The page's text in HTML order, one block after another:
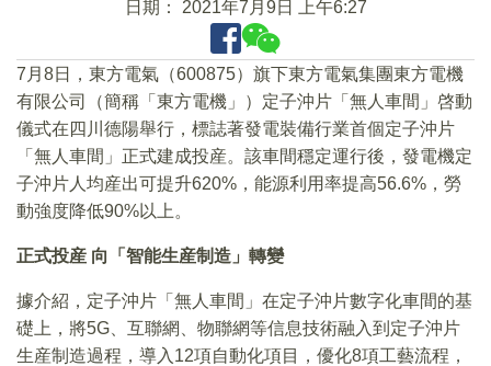
日期： 2021年7月9日 上午6:27
7月8日，東方電氣（600875）旗下東方電氣集團東方電機
有限公司（簡稱「東方電機」）定子沖片「無人車間」啓動
儀式在四川德陽舉行，標誌著發電裝備行業首個定子沖片
「無人車間」正式建成投産。該車間穩定運行後，發電機定
子沖片人均産出可提升620%，能源利用率提高56.6%，勞
動強度降低90%以上。
正式投産 向「智能生産制造」轉變
據介紹，定子沖片「無人車間」在定子沖片數字化車間的基
礎上，將5G、互聯網、物聯網等信息技術融入到定子沖片
生産制造過程，導入12項自動化項目，優化8項工藝流程，